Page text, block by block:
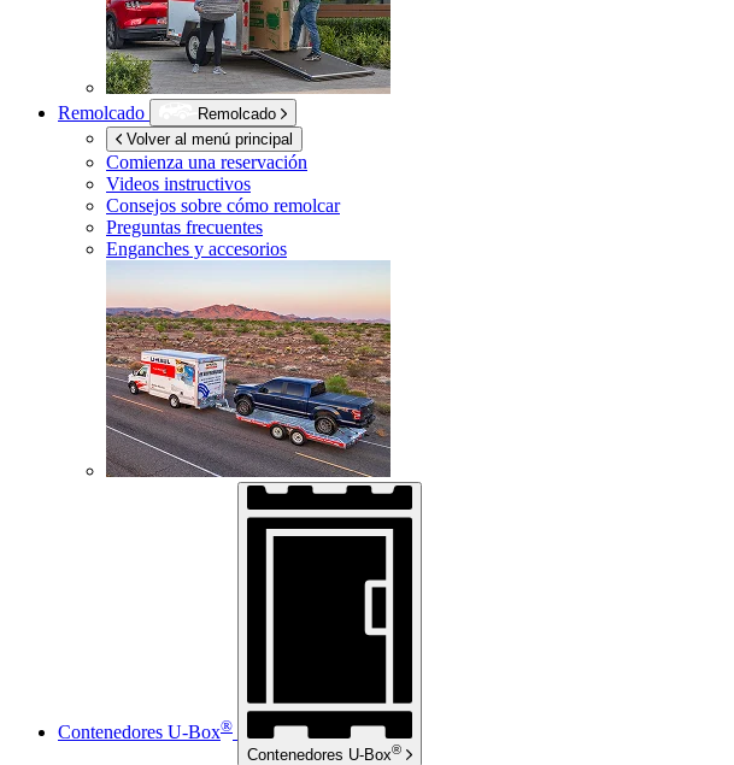
Remolcado
Remolcado
Volver al menú principal
Comienza una reservación
Videos instructivos
Consejos sobre cómo remolcar
Preguntas frecuentes
Enganches y accesorios
Contenedores U-Box®
Contenedores U-Box®